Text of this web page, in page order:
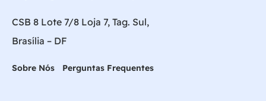
CSB 8 Lote 7/8 Loja 7, Tag. Sul,
Brasília – DF
Sobre Nós Perguntas Frequentes